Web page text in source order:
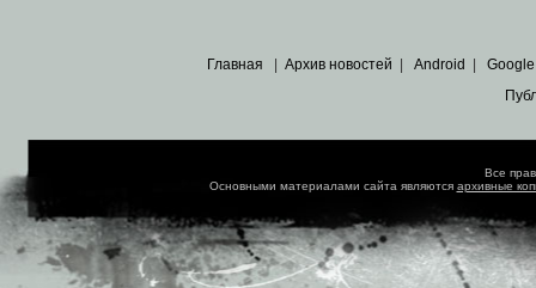
Главная Архив новостей Android Google
Все
Основными материалами сайта являются архивные